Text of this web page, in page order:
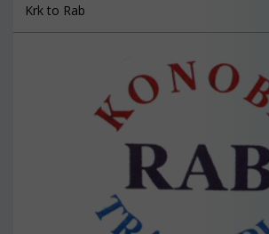
Krk to Rab